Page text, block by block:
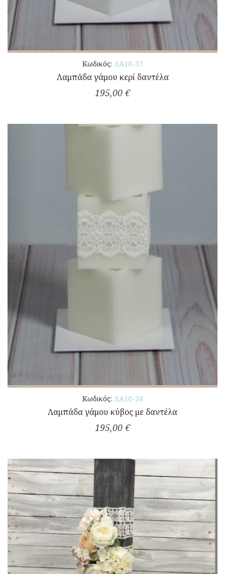
Κωδικός: ΛΑ10-37
Λαμπάδα γάμου κερί δαντέλα
195,00 €
Κωδικός: ΛΑ10-38
Λαμπάδα γάμου κύβος με δαντέλα
195,00 €